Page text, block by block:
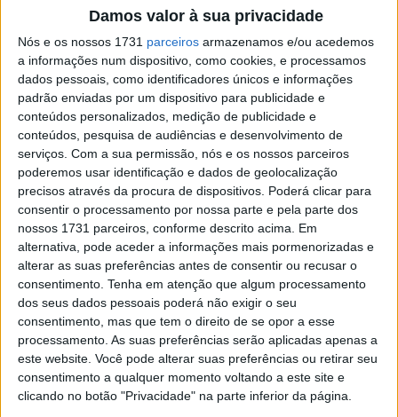
Damos valor à sua privacidade
Nós e os nossos 1731 parceiros armazenamos e/ou acedemos
a informações num dispositivo, como cookies, e processamos
dados pessoais, como identificadores únicos e informações
padrão enviadas por um dispositivo para publicidade e
conteúdos personalizados, medição de publicidade e
conteúdos, pesquisa de audiências e desenvolvimento de
serviços. Com a sua permissão, nós e os nossos parceiros
poderemos usar identificação e dados de geolocalização
precisos através da procura de dispositivos. Poderá clicar para
consentir o processamento por nossa parte e pela parte dos
nossos 1731 parceiros, conforme descrito acima. Em
alternativa, pode aceder a informações mais pormenorizadas e
alterar as suas preferências antes de consentir ou recusar o
consentimento. Tenha em atenção que algum processamento
dos seus dados pessoais poderá não exigir o seu
consentimento, mas que tem o direito de se opor a esse
processamento. As suas preferências serão aplicadas apenas a
este website. Você pode alterar suas preferências ou retirar seu
consentimento a qualquer momento voltando a este site e
clicando no botão "Privacidade" na parte inferior da página.
Os carros de F1 obtêm grande parte da sua espantosa
velocidade em curva a partir da força descendente
aerodinâmica, o designado efeito de solo, que utiliza baixa
pressão entre o carro e a pista de corrida para sugar o
carro para o asfalto, gerando enormes quantidades de
aderência. Barnard já na altura pensava se poderia usar
o efeito de solo para criar mais aderência no MotoGP.
A Ducati é o rei da aerodinâmica do MotoGP. Gigi Dall’Igna
e os seus engenheiros de dinâmica de veículos passaram
as últimas cinco temporadas a desenvolver um chassis
que evitasse o wheelie – levantamento da roda da frente
à saída de curva – para permitir ao piloto utilizar mais
acelerador nas curvas de saída, e aumentar a
estabilidade de travagem, permitindo ao piloto travar